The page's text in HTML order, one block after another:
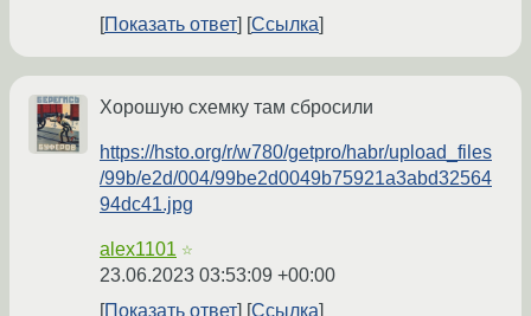
Показать ответ
Ссылка
Хорошую схемку там сбросили
https://hsto.org/r/w780/getpro/habr/upload_files
/99b/e2d/004/99be2d0049b75921a3abd32564
94dc41.jpg
alex1101 ☆
23.06.2023 03:53:09 +00:00
Показать ответ
Ссылка